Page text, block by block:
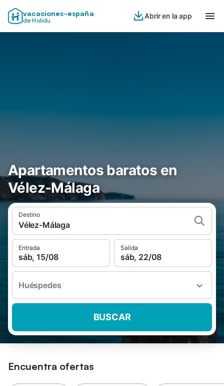
vacaciones-españa
de Holidu
Abrir en la app
Apartamentos baratos en
Vélez-Málaga
Destino
Vélez-Málaga
Entrada
sáb, 15/08
Salida
sáb, 22/08
Huéspedes
BUSCAR
Encuentra ofertas